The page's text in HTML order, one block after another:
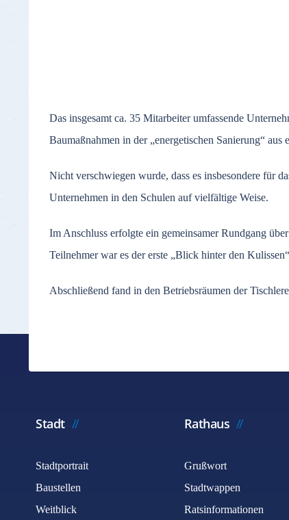
Das insgesamt ca. 35 Mitarbeiter umfassende
Baumaßnahmen in der „energetischen Sanierung“ aus
Nicht verschwiegen wurde, dass es insbesondere für
Unternehmen in den Schulen auf vielfältige Weise.
Im Anschluss erfolgte ein gemeinsamer Rundgang
Teilnehmer war es der erste „Blick hinter den
Abschließend fand in den Betriebsräumen der
Stadt
Stadtportrait
Baustellen
Weitblick
Rathaus
Grußwort
Stadtwappen
Ratsinformationen